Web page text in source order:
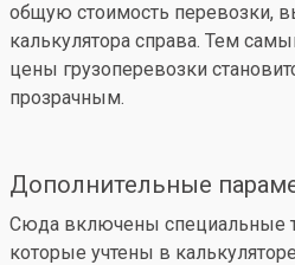
общую стоимость перевозки,
калькулятора справа. Тем
цены грузоперевозки
прозрачным.
Дополнительные
Сюда включены специальные
которые учтены в